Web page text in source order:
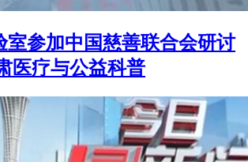
室参加中国慈善联合会研讨
医疗与公益科普